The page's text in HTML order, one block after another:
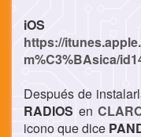
iOS
https://
m%C3%BAsica/
Después de
RADIOS en
icono que dice